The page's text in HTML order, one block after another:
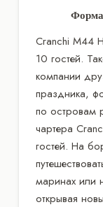
Cranchi M44
10 гостей.
компании
праздника,
по островам
чартера
гостей. На
маринах или
открывая